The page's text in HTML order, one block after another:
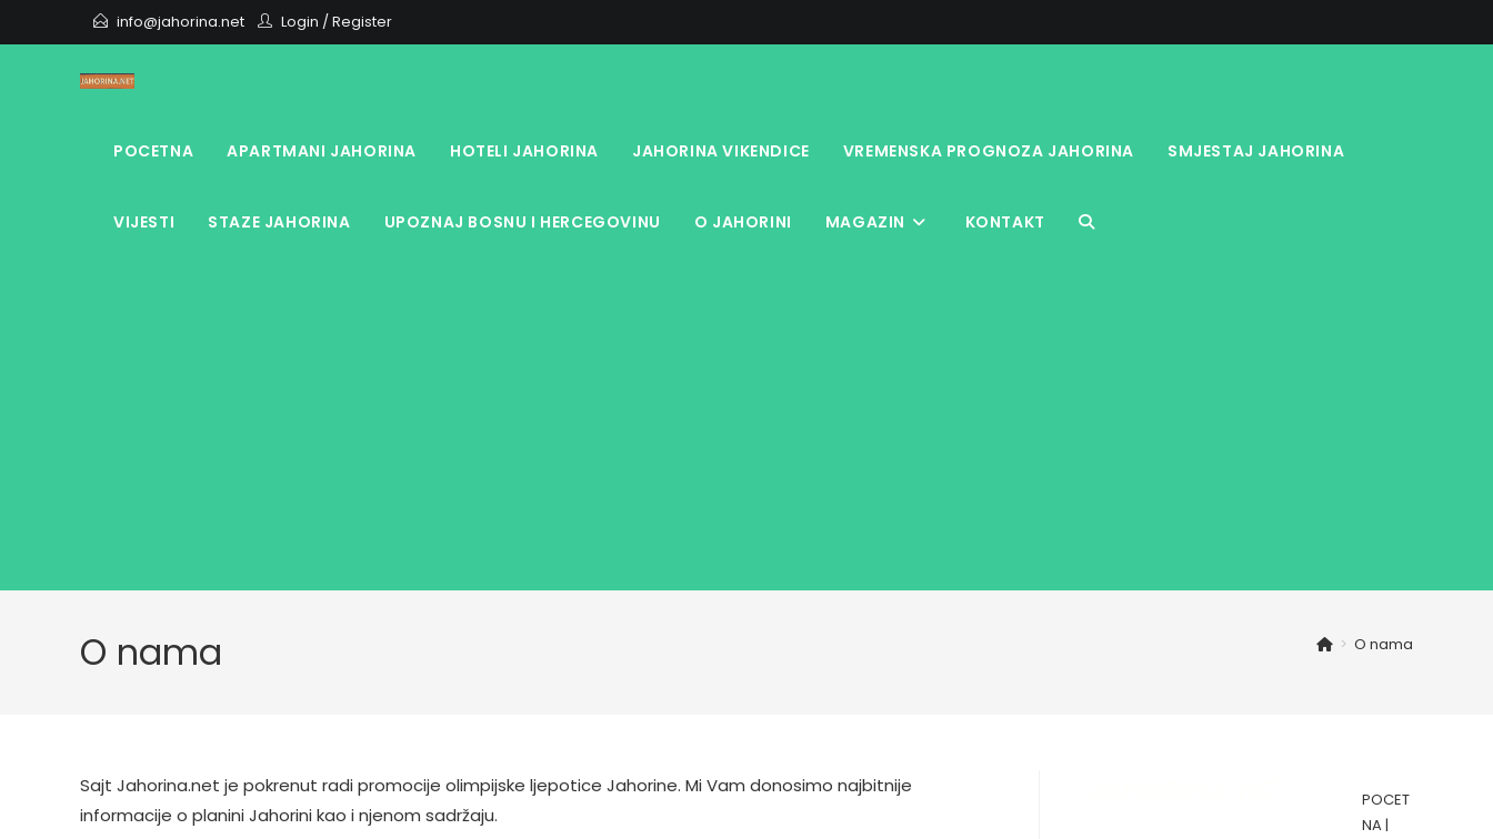
to
info@jahorina.net Login /Register
POCETNA APARTMANI JAHORINA HOTELI JAHORINA JAHORINA VIKENDICE VREMENSKA PROGNOZA JAHORINA SMJESTAJ JAHORINA
VIJESTI STAZE JAHORINA UPOZNAJ BOSNU I HERCEGOVINU O JAHORINI MAGAZIN KONTAKT TOGGLE
O nama > O nama
Sajt Jahorina.net je pokrenut radi promocije olimpijske ljepotice Jahorine. Mi Vam donosimo najbitnije
informacije o planini Jahorini kao i njenom sadržaju.
POCET
NA|